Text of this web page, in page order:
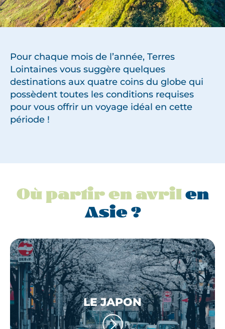
Pour chaque mois de l’année, Terres
Lointaines vous suggère quelques
destinations aux quatre coins du globe qui
possèdent toutes les conditions requises
pour vous offrir un voyage idéal en cette
période !
Où partir en avril en
Asie ?
LE JAPON